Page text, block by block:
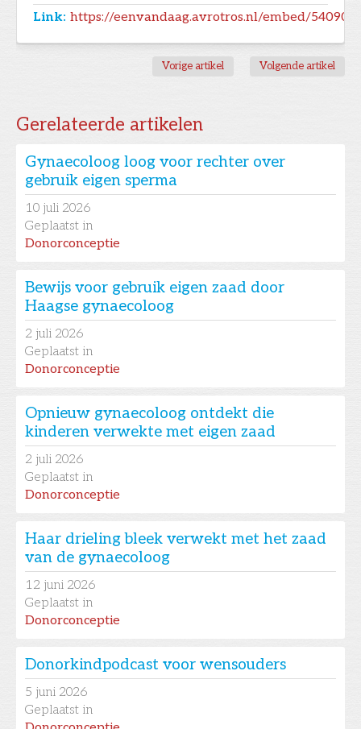
Link: https://eenvandaag.avrotros.nl/embed/
Vorige artikel Volgende artikel
Gerelateerde artikelen
Gynaecoloog loog voor rechter over
gebruik eigen sperma
10 juli 2026
Geplaatst in
Donorconceptie
Bewijs voor gebruik eigen zaad door
Haagse gynaecoloog
2 juli 2026
Geplaatst in
Donorconceptie
Opnieuw gynaecoloog ontdekt die
kinderen verwekte met eigen zaad
2 juli 2026
Geplaatst in
Donorconceptie
Haar drieling bleek verwekt met het zaad
van de gynaecoloog
12 juni 2026
Geplaatst in
Donorconceptie
Donorkindpodcast voor wensouders
5 juni 2026
Geplaatst in